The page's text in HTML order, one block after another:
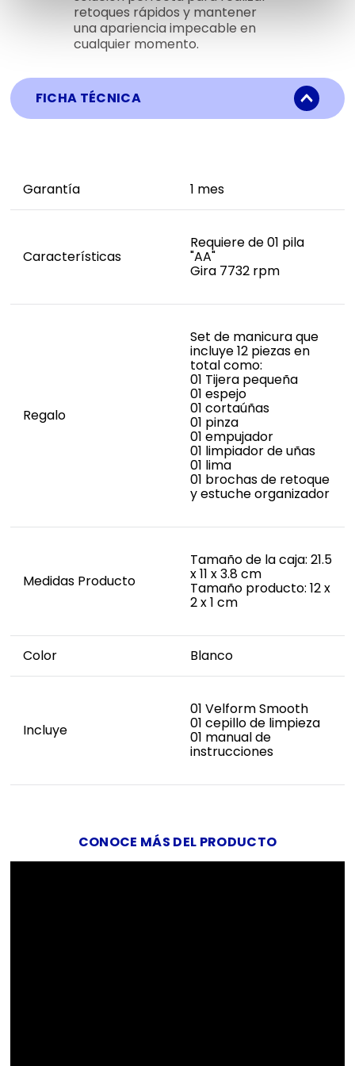
retoques rápidos y mantener
una apariencia impecable en
cualquier momento.
FICHA TÉCNICA
Garantía 1 mes
Características
Requiere de 01 pila
"AA"
Gira 7732 rpm
Regalo
Set de manicura que
incluye 12 piezas en
total como:
01 Tijera pequeña
01 espejo
01 cortaúñas
01 pinza
01 empujador
01 limpiador de uñas
01 lima
01 brochas de retoque
y estuche organizador
Medidas Producto
Tamaño de la caja: 21.5
x 11 x 3.8 cm
Tamaño producto: 12 x
2 x 1 cm
Color Blanco
Incluye
01 Velform Smooth
01 cepillo de limpieza
01 manual de
instrucciones
CONOCE MÁS DEL PRODUCTO